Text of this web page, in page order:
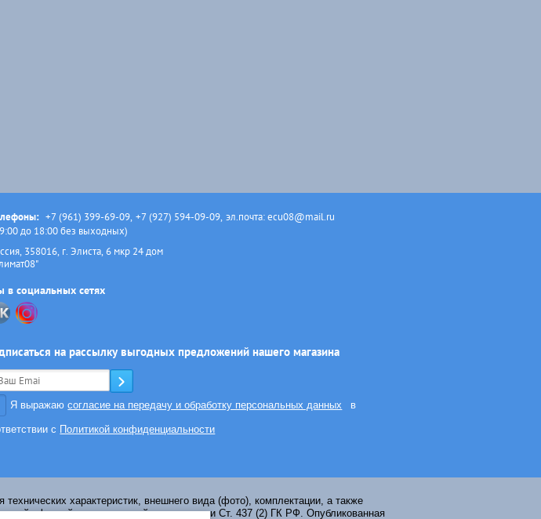
+7 (961) 399-69-09, +7 (927) 594-09-09, эл.почта: ecu08@mail.ru
до 18:00 без выходных)
358016, г. Элиста, 6 мкр 24 дом
в социальных сетях
на рассылку выгодных предложений нашего магазина
Я выражаюсогласие на передачу и обработку персональных данных в
с Политикой конфиденциальности
характеристик, внешнего вида (фото), комплектации, а также
офертой, определяемой положениями Ст. 437 (2) ГК РФ. Опубликованная